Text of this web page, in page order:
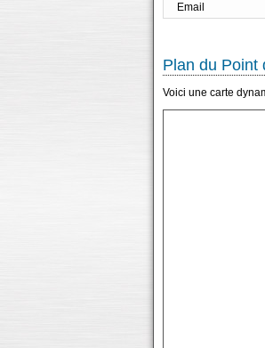
Email
Plan du Point
Voici une carte